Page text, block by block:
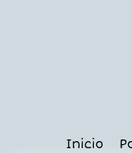
Inicio